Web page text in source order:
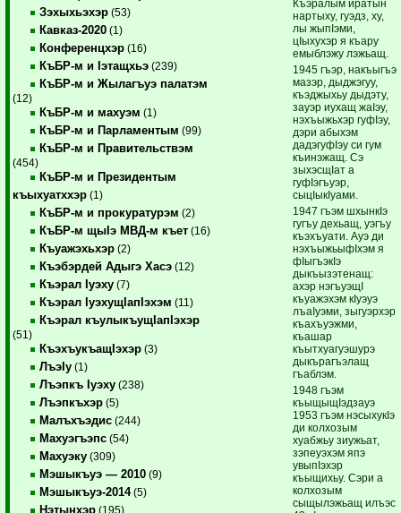
Зэхыхьэхэр (53)
Кавказ-2020 (1)
Конференцхэр (16)
КъБР-м и Iэтащхьэ (239)
КъБР-м и Жылагъуэ палатэм
(12)
КъБР-м и махуэм (1)
КъБР-м и Парламентым (99)
КъБР-м и Правительствэм
(454)
КъБР-м и Президентым
къыхуатххэр (1)
КъБР-м и прокуратурэм (2)
КъБР-м щыIэ МВД-м къет (16)
Къуажэхьхэр (2)
Къэбэрдей Адыгэ Хасэ (12)
Къэрал Iуэху (7)
Къэрал IуэхущIапIэхэм (11)
Къэрал къулыкъущIапIэхэр
(51)
КъэхъукъащIэхэр (3)
ЛъэIу (1)
Лъэпкъ Iуэху (238)
Лъэпкъхэр (5)
Малъхъэдис (244)
Махуэгъэпс (54)
Махуэку (309)
Мэшыкъуэ — 2010 (9)
Мэшыкъуэ-2014(5)
Нэтынхэр (195)
Къэралым иратын
нартыху, гуэдз, ху,
лы жыпIэми,
цIыхухэр я къару
емыблэжу лэжьащ.
1945 гъэр, накъыгъэ
мазэр, дыджэгуу,
къэджыхьу дыдэту,
зауэр иухащ жаIэу,
нэхъыжьхэр гуфIэу,
дэри абыхэм
дадэгуфIэу си гум
къинэжащ. Сэ
зыхэсщIат а
гуфIэгъуэр,
сыцIыкIуами.
1947 гъэм шхынкIэ
гугъу дехьащ, уэгъу
къэхъуати. Ауэ ди
нэхъыжьыфIхэм я
фIыгъэкIэ
дыкъызэтенащ:
ахэр нэгъуэщI
къуажэхэм кIуэуэ
лъаIуэми, зыгуэрхэр
къахъуэжми,
къашар
къытхуагуэшурэ
дыкърагъэлащ
гъаблэм.
1948 гъэм
къыщыщIэдзауэ
1953 гъэм нэсыхукIэ
ди колхозым
хуабжьу зиужьат,
зэпеуэхэм япэ
увыпIэхэр
къыщихьу. Сэри а
колхозым
сыщылэжьащ илъэс